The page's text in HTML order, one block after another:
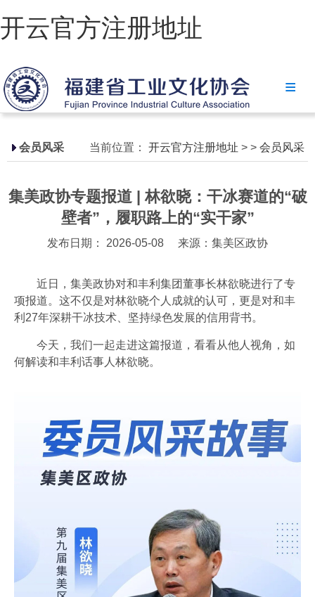
开云官方注册地址
开云官方注册地址
协会简介
政策法规
省级政策
工业视频
会员风采
协会月刊
会员风采 当前位置： 开云官方注册地址 > > 会员风采
集美政协专题报道 | 林欲晓：干冰赛道的“破
壁者”，履职路上的“实干家”
发布日期： 2026-05-08 来源：集美区政协
近日，集美政协对和丰利集团董事长林欲晓进行了专
项报道。这不仅是对林欲晓个人成就的认可，更是对和丰
利27年深耕干冰技术、坚持绿色发展的信用背书。
今天，我们一起走进这篇报道，看看从他人视角，如
何解读和丰利话事人林欲晓。